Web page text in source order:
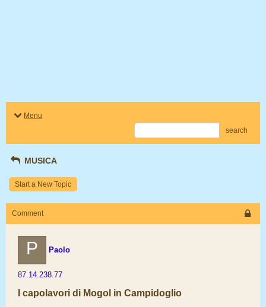
Menu
search
MUSICA
Start a New Topic
Comment
P Paolo
87.14.238.77
I capolavori di Mogol in Campidoglio